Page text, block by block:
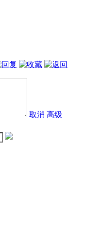
取消 高级